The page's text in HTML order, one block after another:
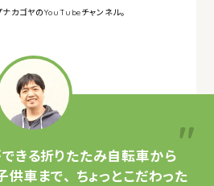
ナカゴヤのYouTubeチャンネル。
きる折りたたみ自転車から
供車まで、 ちょっとこだわった